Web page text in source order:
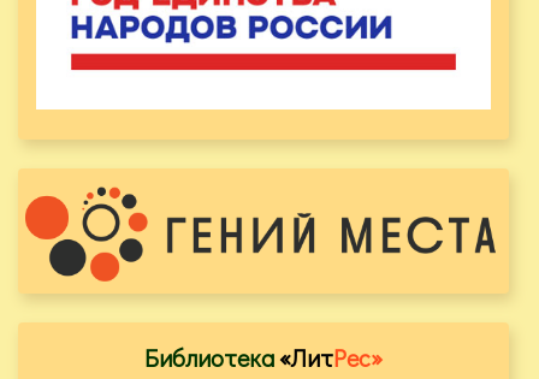
Библиотека«ЛитРес»